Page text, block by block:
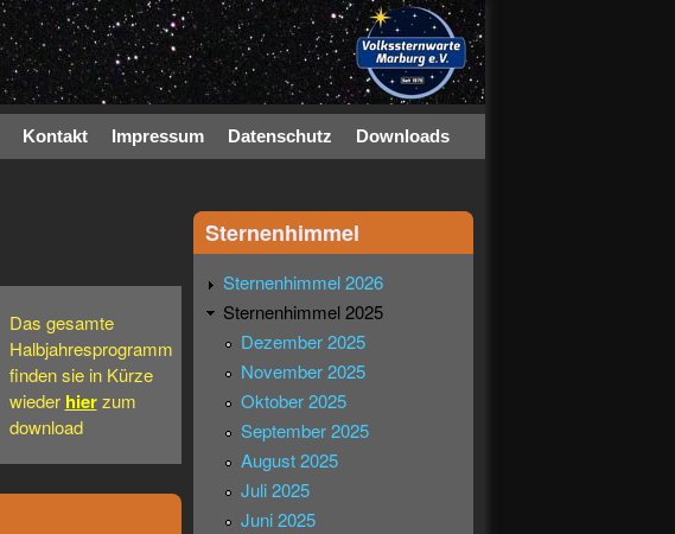
Kontakt Impressum Datenschutz Downloads
Das gesamte
Halbjahresprogramm
finden sie in Kürze
wieder hierzum
download
Sternenhimmel
Sternenhimmel 2026
Sternenhimmel 2025
Dezember 2025
November 2025
Oktober 2025
September 2025
August 2025
Juli 2025
Juni 2025